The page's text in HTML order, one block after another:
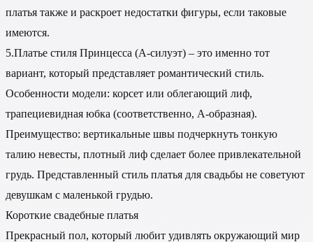
платья также и раскроет недостатки фигуры, если таковые
имеются.
5.Платье стиля Принцесса (А-силуэт) – это именно тот
вариант, который представляет романтический стиль.
Особенности модели: корсет или облегающий лиф,
трапециевидная юбка (соответственно, А-образная).
Преимущество: вертикальные швы подчеркнуть тонкую
талию невесты, плотный лиф сделает более привлекательной
грудь. Представленный стиль платья для свадьбы не советуют
девушкам с маленькой грудью.
Короткие свадебные платья
Прекрасный пол, который любит удивлять окружающий мир